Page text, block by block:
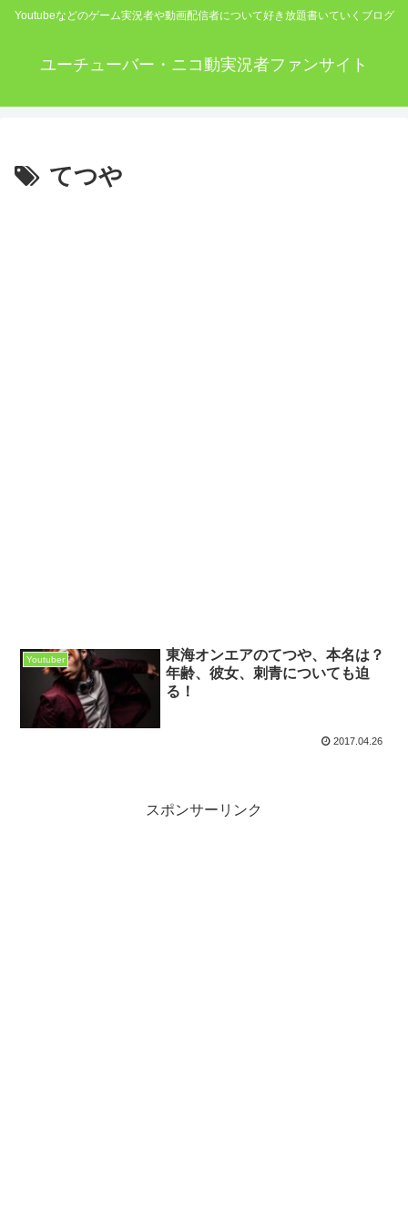
Youtubeなどのゲーム実況者や動画配信者について好き放題書いていくブログ
ユーチューバー・ニコ動実況者ファンサイト
てつや
Youtuber
東海オンエアのてつや、本名は？
年齢、彼女、刺青についても迫
る！
2017.04.26
スポンサーリンク